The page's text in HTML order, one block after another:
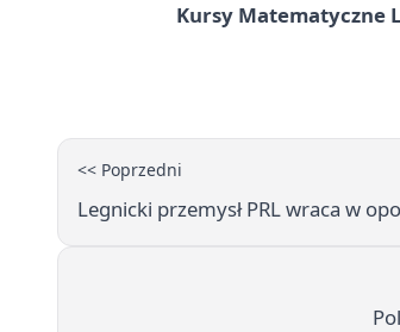
Kursy Matematyczne
<< Poprzedni
Legnicki przemysł PRL wraca w